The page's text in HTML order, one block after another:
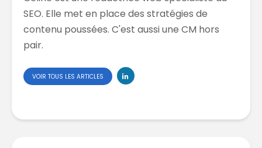
SEO. Elle met en place des stratégies de
contenu poussées. C'est aussi une CM hors
pair.
VOIR TOUS LES ARTICLES